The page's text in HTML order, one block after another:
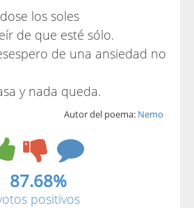
los soles
de que esté sólo.
de una ansiedad no
y nada queda.
Autor del poema: Nemo
87.68%
positivos